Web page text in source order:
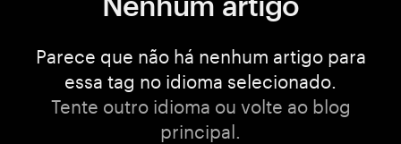
Parece que não há nenhum artigo para
essa tag no idioma selecionado.
Tente outro idioma ou volte ao blog
principal.